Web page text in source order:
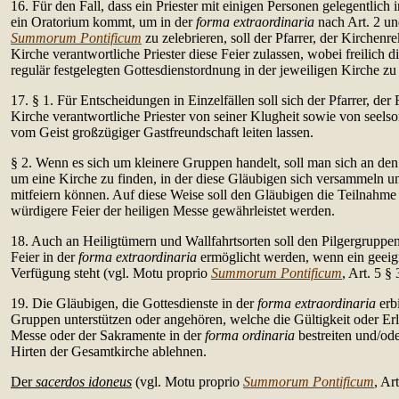
16. Für den Fall, dass ein Priester mit einigen Personen gelegentlich
ein Oratorium kommt, um in derforma extraordinaria nach Art. 2
Summorum Pontificum zu zelebrieren, soll der Pfarrer, der
Kirche verantwortliche Priester diese Feier zulassen, wobei freilich
regulär festgelegten Gottesdienstordnung in der jeweiligen Kirche zu
17. § 1. Für Entscheidungen in Einzelfällen soll sich der Pfarrer, der
Kirche verantwortliche Priester von seiner Klugheit sowie von
vom Geist großzügiger Gastfreundschaft leiten lassen.
§ 2. Wenn es sich um kleinere Gruppen handelt, soll man sich an
um eine Kirche zu finden, in der diese Gläubigen sich versammeln
mitfeiern können. Auf diese Weise soll den Gläubigen die
würdigere Feier der heiligen Messe gewährleistet werden.
18. Auch an Heiligtümern und Wallfahrtsorten soll den
Feier in derforma extraordinaria ermöglicht werden, wenn ein
Verfügung steht (vgl. Motu proprio Summorum Pontificum, Art. 5 §
19. Die Gläubigen, die Gottesdienste in derforma extraordinaria
Gruppen unterstützen oder angehören, welche die Gültigkeit oder
Messe oder der Sakramente in derforma ordinaria bestreiten und/
Hirten der Gesamtkirche ablehnen.
Dersacerdos idoneus (vgl. Motu proprio Summorum Pontificum,